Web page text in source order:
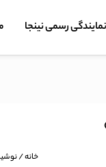
نمایندگی رسمی نینجا
خانه/